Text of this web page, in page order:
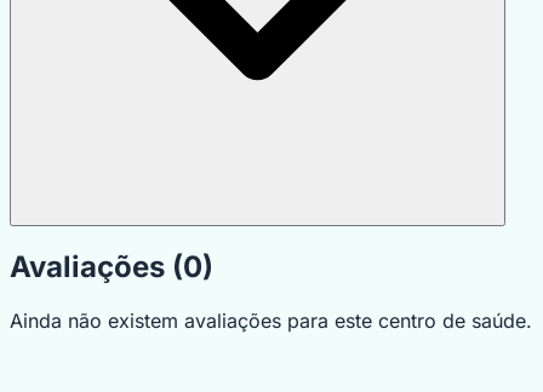
Avaliações (0)
Ainda não existem avaliações para este centro de saúde.